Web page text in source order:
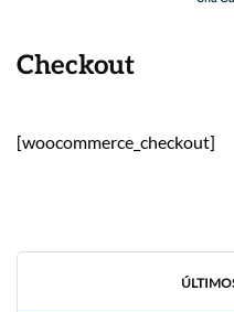
Checkout
[woocommerce_checkout]